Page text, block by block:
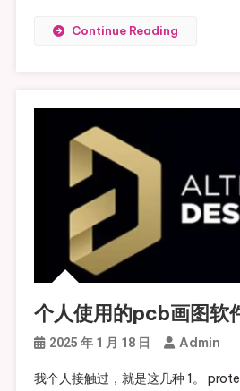
Continue Reading
个人使用的pcb画图软
2025 年 1 月 18 日 Admin
我个人接触过，就是这几种 1。